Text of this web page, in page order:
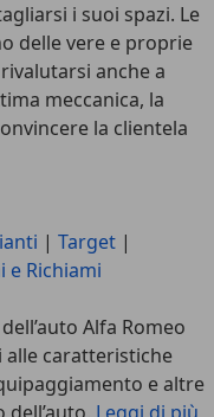
i suoi spazi. Le
delle vere e proprie
anche a
meccanica, la
la clientela
| Target |
e Richiami
Alfa Romeo
alle caratteristiche
e altre